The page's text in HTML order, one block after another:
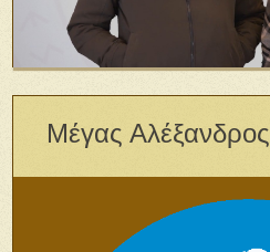
Μέγας Αλέξανδρος